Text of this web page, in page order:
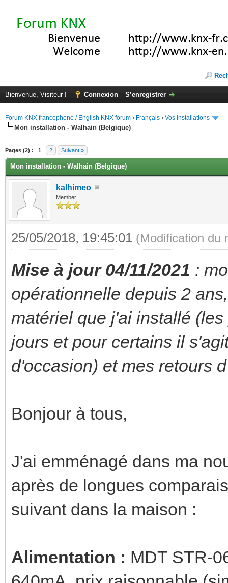
Bienvenue, Visiteur ! Connexion S’enregistrer
Forum KNX francophone / English KNX forum › Français › Vos installations
Mon installation - Walhain (Belgique)
Pages (2) : 1 2 Suivant »
Mon installation - Walhain (Belgique)
kalhimeo
Member
25/05/2018, 19:45:01 (Modification du
Mise à jour 04/11/2021 :
opérationnelle depuis 2
matériel que j'ai installé
jours et pour certains il
d'occasion) et mes retours
Bonjour à tous,
J'ai emménagé dans ma
après de longues
suivant dans la maison :
Alimentation : MDT STR-